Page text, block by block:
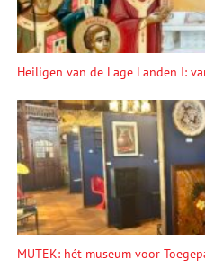
Heiligen van de Lage Landen I:
MUTEK: hét museum voor